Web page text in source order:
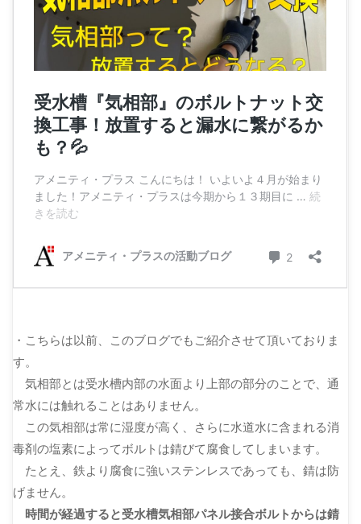
・こちらは以前、このブログでもご紹介させて頂いておりま
す。
気相部とは受水槽内部の水面より上部の部分のことで、通
常水には触れることはありません。
この気相部は常に湿度が高く、さらに水道水に含まれる消
毒剤の塩素によってボルトは錆びて腐食してしまいます。
たとえ、鉄より腐食に強いステンレスであっても、錆は防
げません。
時間が経過すると受水槽気相部パネル接合ボルトからは錆